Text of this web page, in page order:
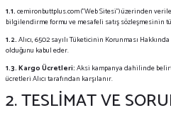
1.1.cemironbuttplus.com ("Web Sitesi") üzerinden
bilgilendirme formu ve mesafeli satış sözleşmesinin
1.2.Alıcı, 6502 sayılı Tüketicinin Korunması
olduğunu kabul eder.
1.3.Kargo Ücretleri:Aksi kampanya dahilinde
ücretleri Alıcı tarafından karşılanır.
2. TESLİMAT VE